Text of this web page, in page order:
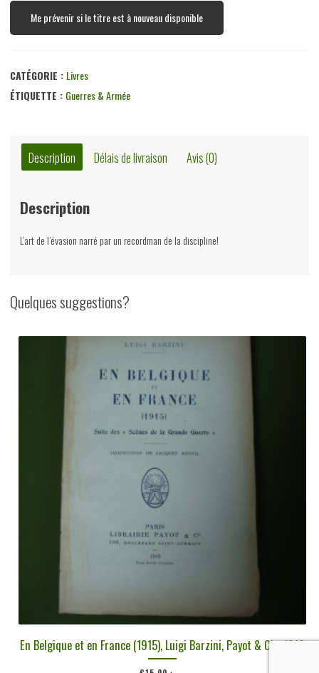
Me prévenir si le titre est à nouveau disponible
CATÉGORIE : Livres
ÉTIQUETTE : Guerres & Armée
Description Délais de livraison Avis (0)
Description
L’art de l’évasion narré par un recordman de la discipline!
Quelques suggestions?
En Belgique et en France (1915), Luigi Barzini, Payot & Cie, 1916